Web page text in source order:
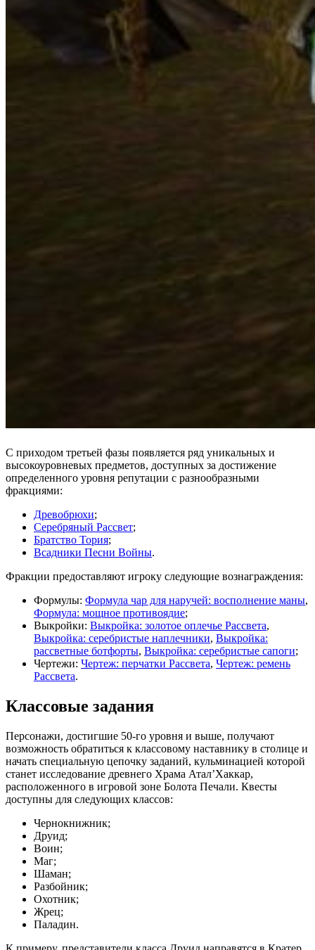
С приходом третьей фазы появляется ряд уникальных и
высокоуровневых предметов, доступных за достижение
определенного уровня репутации с разнообразными
фракциями:
Древобрюхи;
Серебряный Рассвет;
Братство Тория;
Всадники Песни Войны.
Фракции предоставляют игроку следующие вознаграждения:
Формулы: Формула чар для наручей: восполнение маны,
Формула: мощное противоядие;
Выкройки: Выкройка: золотое оплечье Рассвета,
Выкройка: серебристые наплечники, Выкройка:
рассветные ботфорты, Выкройка: серебристые сапоги;
Чертежи: Чертеж: перчатки Рассвета, Чертеж: ремень
Рассвета.
Классовые задания
Персонажи, достигшие 50-го уровня и выше, получают
возможность обратиться к классовому наставнику в столице и
начать специальную цепочку заданий, кульминацией которой
станет исследование древнего Храма Атал’Хаккар,
расположенного в игровой зоне Болота Печали. Квесты
доступны для следующих классов:
Чернокнижник;
Друид;
Воин;
Маг;
Шаман;
Разбойник;
Охотник;
Жрец;
Паладин.